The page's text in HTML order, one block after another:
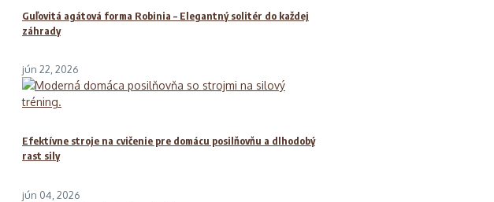
Guľovitá agátová forma Robinia – Elegantný solitér do každej
záhrady
jún 22, 2026
Efektívne stroje na cvičenie pre domácu posilňovňu a dlhodobý
rast sily
jún 04, 2026